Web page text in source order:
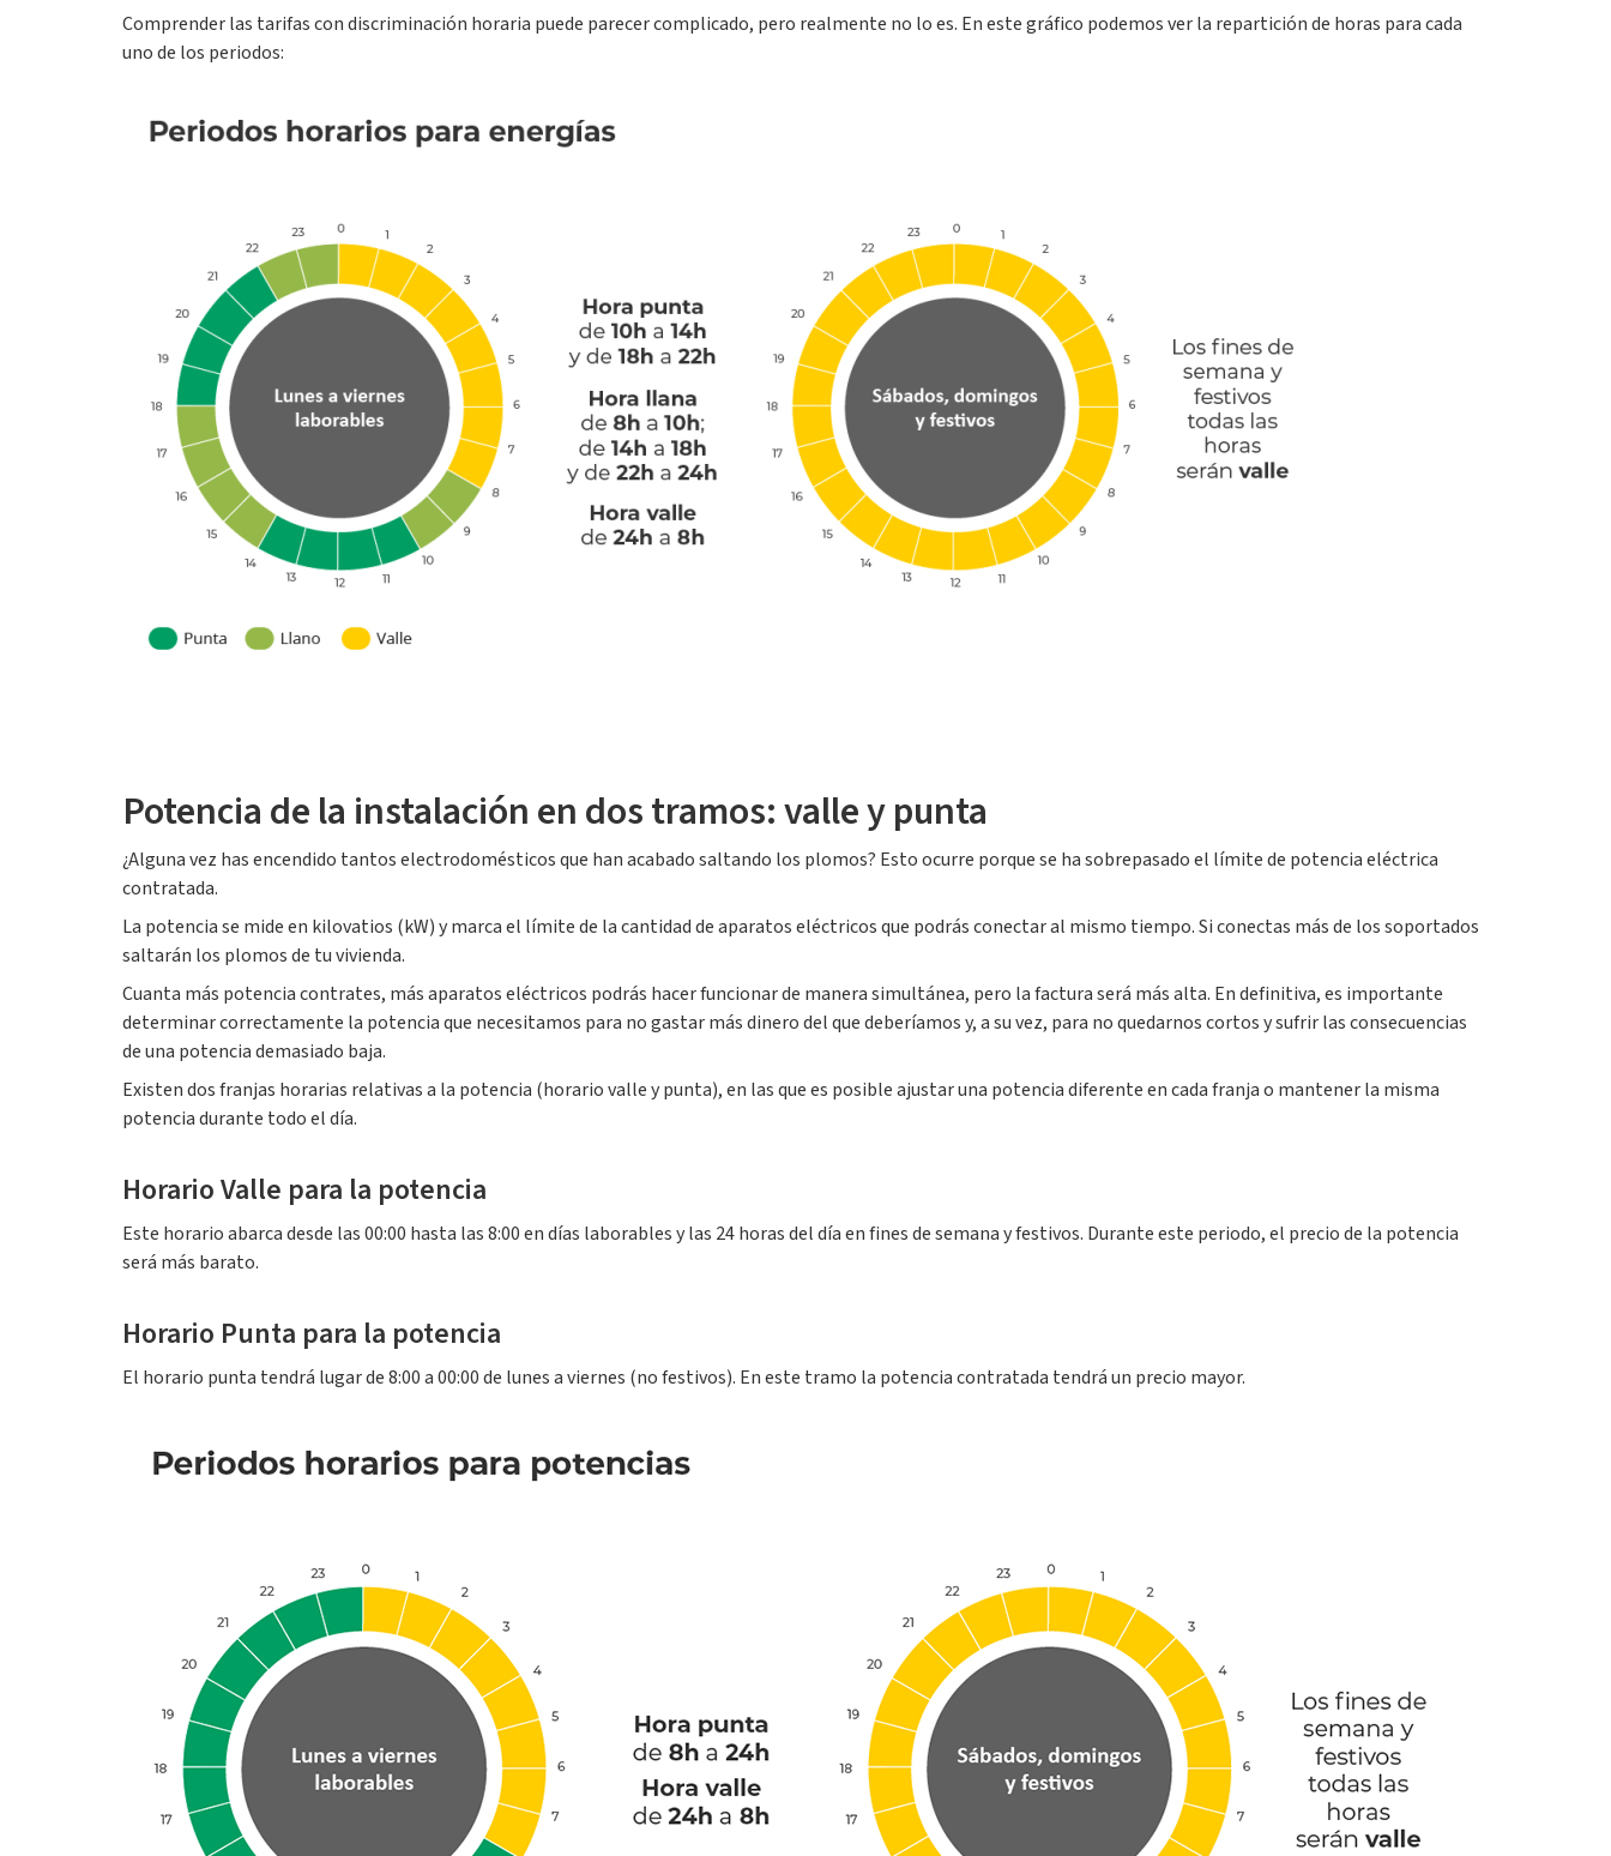
Comprender las tarifas con discriminación horaria puede parecer complicado, pero realmente no lo es. En este gráfico podemos ver la repartición de horas para cada
uno de los periodos:
Potencia de la instalación en dos tramos: valle y punta
¿Alguna vez has encendido tantos electrodomésticos que han acabado saltando los plomos? Esto ocurre porque se ha sobrepasado el límite de potencia eléctrica
contratada.
La potencia se mide en kilovatios (kW) y marca el límite de la cantidad de aparatos eléctricos que podrás conectar al mismo tiempo. Si conectas más de los soportados
saltarán los plomos de tu vivienda.
Cuanta más potencia contrates, más aparatos eléctricos podrás hacer funcionar de manera simultánea, pero la factura será más alta. En definitiva, es importante
determinar correctamente la potencia que necesitamos para no gastar más dinero del que deberíamos y, a su vez, para no quedarnos cortos y sufrir las consecuencias
de una potencia demasiado baja.
Existen dos franjas horarias relativas a la potencia (horario valle y punta), en las que es posible ajustar una potencia diferente en cada franja o mantener la misma
potencia durante todo el día.
Horario Valle para la potencia
Este horario abarca desde las 00:00 hasta las 8:00 en días laborables y las 24 horas del día en fines de semana y festivos. Durante este periodo, el precio de la potencia
será más barato.
Horario Punta para la potencia
El horario punta tendrá lugar de 8:00 a 00:00 de lunes a viernes (no festivos). En este tramo la potencia contratada tendrá un precio mayor.